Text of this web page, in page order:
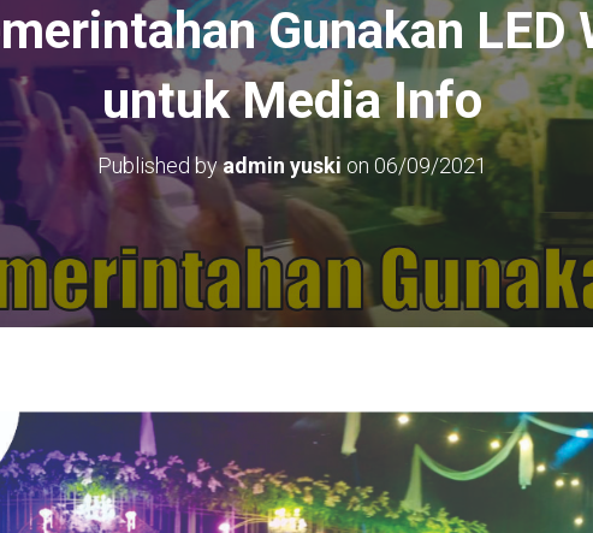
Gunakan LED
untuk Media Info
Published byadmin yuski on 06/09/2021